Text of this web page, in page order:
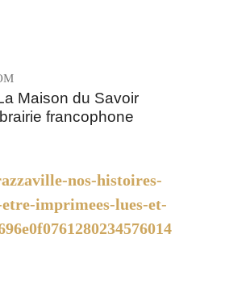
Maison du Savoir
francophone